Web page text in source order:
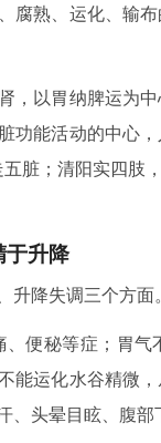
腐熟、运化、输
，以胃纳脾运为
功能活动的中心
脏；清阳实四肢
于升降
降失调三个方面
便秘等症；胃气
能运化水谷精微
头晕目眩、腹部